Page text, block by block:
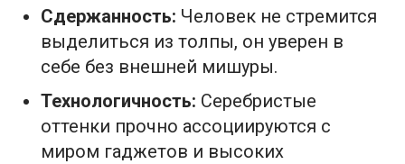
Сдержанность: Человек не стремится
выделиться из толпы, он уверен в
себе без внешней мишуры.
Технологичность: Серебристые
оттенки прочно ассоциируются с
миром гаджетов и высоких